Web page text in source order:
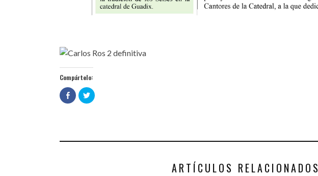
Compártelo:
Haz
clic
para
en
Haz
clic
en
ARTÍCULOS RELACIONADOS